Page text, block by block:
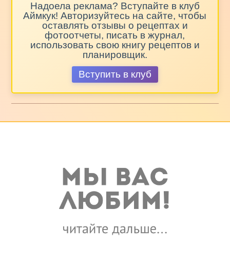
Надоела реклама? Вступайте в клуб
Аймкук! Авторизуйтесь на сайте, чтобы
оставлять отзывы о рецептах и
фотоотчеты, писать в журнал,
использовать свою книгу рецептов и
планировщик.
Вступить в клуб